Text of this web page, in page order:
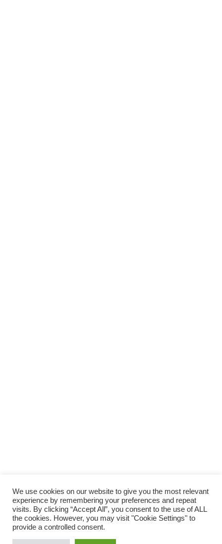
© 2014 Vivirsanos.com
We use cookies on our website to give you the most relevant
experience by remembering your preferences and repeat
visits. By clicking “Accept All”, you consent to the use of ALL
the cookies. However, you may visit "Cookie Settings" to
provide a controlled consent.